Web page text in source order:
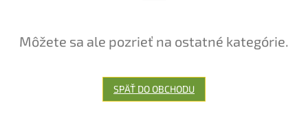
Môžete sa ale pozrieť na ostatné kategórie.
SPÄŤ DO OBCHODU